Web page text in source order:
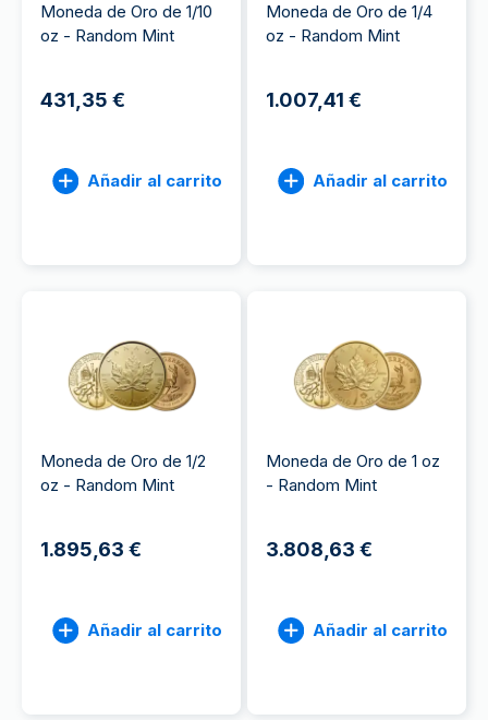
Moneda de Oro de 1/10
oz - Random Mint
431,35 €
Añadir al carrito
Moneda de Oro de 1/4
oz - Random Mint
1.007,41 €
Añadir al carrito
Moneda de Oro de 1/2
oz - Random Mint
1.895,63 €
Añadir al carrito
Moneda de Oro de 1 oz
- Random Mint
3.808,63 €
Añadir al carrito